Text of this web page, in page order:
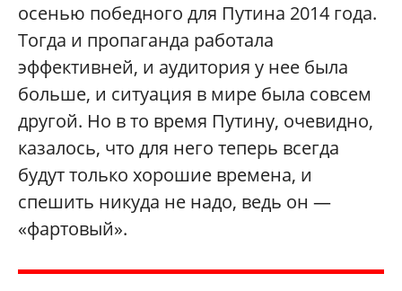
осенью победного для Путина 2014 года.
Тогда и пропаганда работала
эффективней, и аудитория у нее была
больше, и ситуация в мире была совсем
другой. Но в то время Путину, очевидно,
казалось, что для него теперь всегда
будут только хорошие времена, и
спешить никуда не надо, ведь он —
«фартовый».